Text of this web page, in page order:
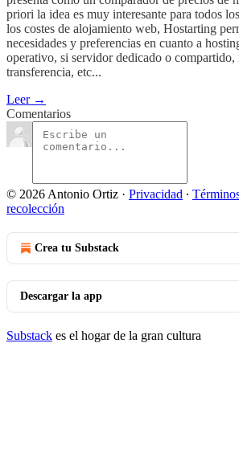
priori la idea es muy interesante para todos
los costes de alojamiento web, Hostarting
necesidades y preferencias en cuanto a
operativo, si servidor dedicado o compartido,
transferencia, etc...
Leer →
Comentarios
© 2026 Antonio Ortiz · Privacidad ∙
recolección
Crea tu Substack
Descargar la app
Substack es el hogar de la gran cultura